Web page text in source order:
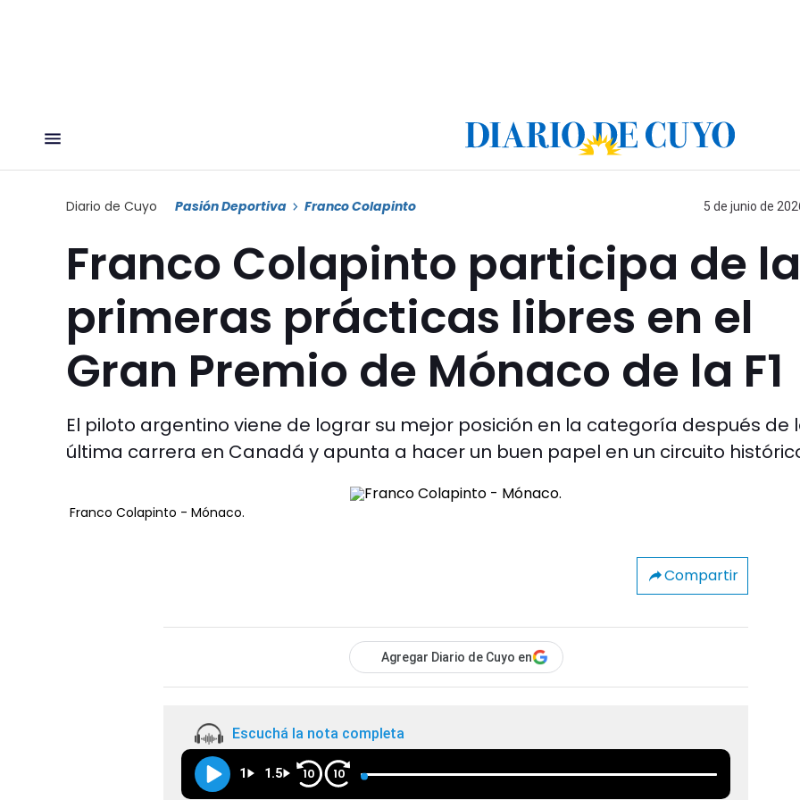
Diario de Cuyo Pasión Deportiva Franco Colapinto 5 de junio de
Franco Colapinto participa de
primeras prácticas libres en el
Gran Premio de Mónaco de la F1
El piloto argentino viene de lograr su mejor posición en la categoría después de
última carrera en Canadá y apunta a hacer un buen papel en un circuito
Franco Colapinto - Mónaco.
Compartir
Agregar Diario de Cuyo en
Escuchá la nota completa
1 1.5 10 10